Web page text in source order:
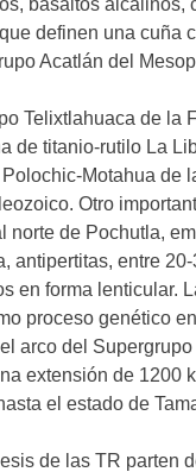
definen una cuña
Acatlán del
Telixtlahuaca de la
de titanio-rutilo La
Motahua de
Otro
norte de Pochutla,
antipertitas, entre
en forma lenticular.
proceso genético
arco del
extensión de 1200
el estado de
de las TR parten